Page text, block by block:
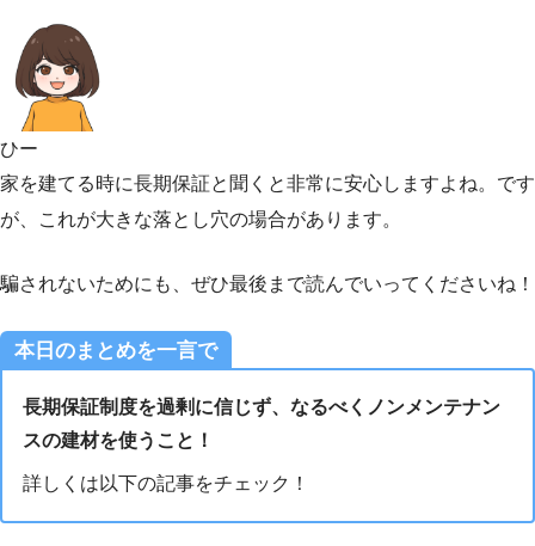
ひー
家を建てる時に長期保証と聞くと非常に安心しますよね。です
が、これが大きな落とし穴の場合があります。
騙されないためにも、ぜひ最後まで読んでいってくださいね！
本日のまとめを一言で
長期保証制度を過剰に信じず、なるべくノンメンテナン
スの建材を使うこと！
詳しくは以下の記事をチェック！